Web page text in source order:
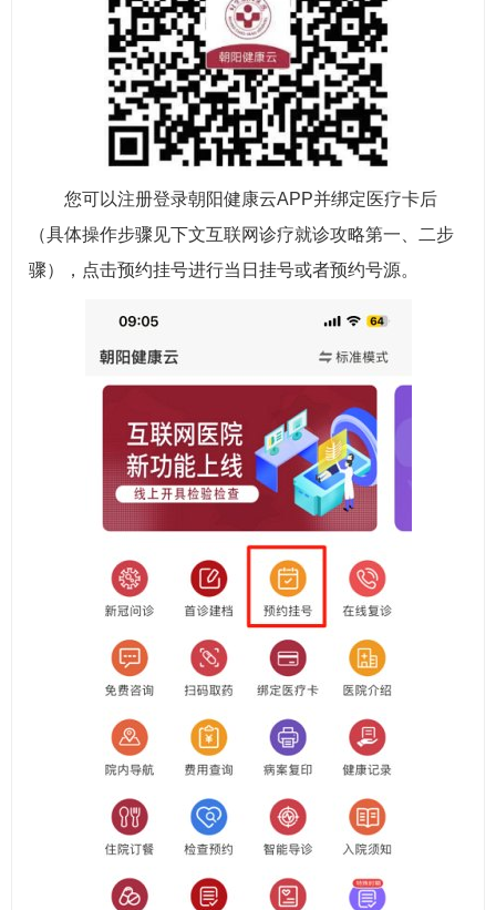
您可以注册登录朝阳健康云APP并绑定医疗卡后
（具体操作步骤见下文互联网诊疗就诊攻略第一、二步
骤），点击预约挂号进行当日挂号或者预约号源。